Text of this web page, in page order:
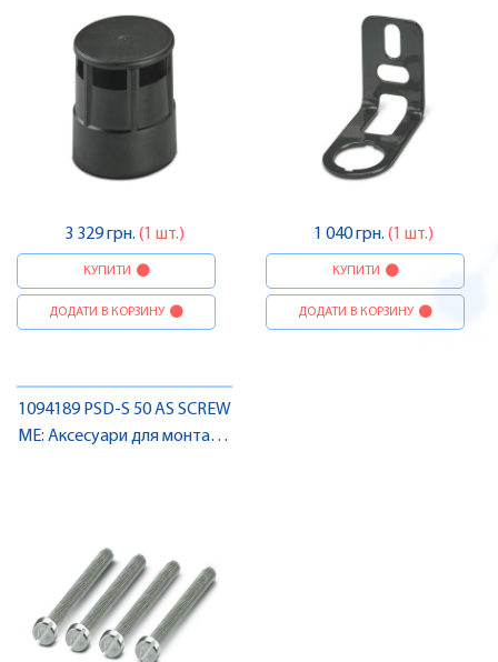
3 329 грн. (1 шт.)
КУПИТИ
ДОДАТИ В КОРЗИНУ
1 040 грн. (1 шт.)
КУПИТИ
ДОДАТИ В КОРЗИНУ
1094189 PSD-S 50 AS SCREW
ME: Аксесуари для монтажу